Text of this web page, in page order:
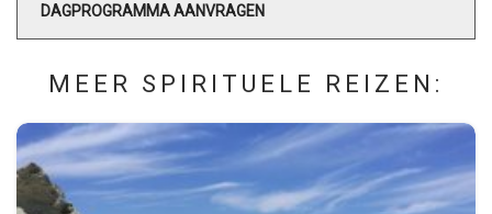
DAGPROGRAMMA AANVRAGEN
MEER SPIRITUELE REIZEN: